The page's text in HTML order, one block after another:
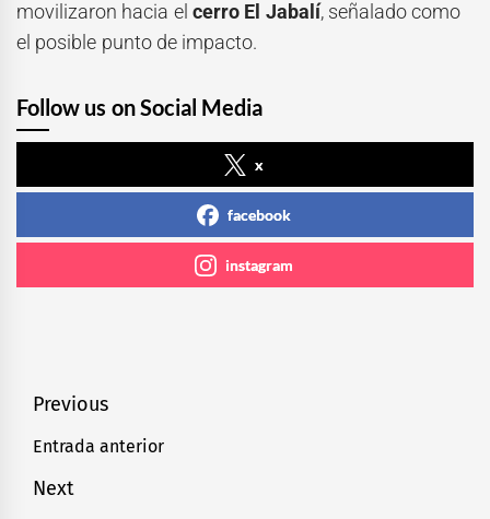
movilizaron hacia el cerro El Jabalí, señalado como
el posible punto de impacto.
Follow us on Social Media
x
facebook
instagram
Navegación
de
entradas
Previous
Previous
Entrada anterior
Next